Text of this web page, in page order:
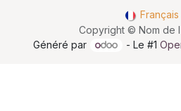
Copyright © Nom de
Français
Généré par - Le #1